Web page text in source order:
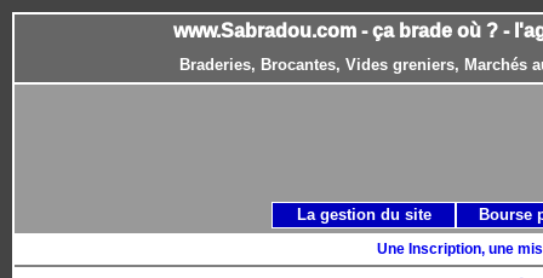
www.Sabradou.com - ça brade où ? -
Braderies, Brocantes, Vides greniers, Marchés
Une Inscription, une
La gestion du site Bourse